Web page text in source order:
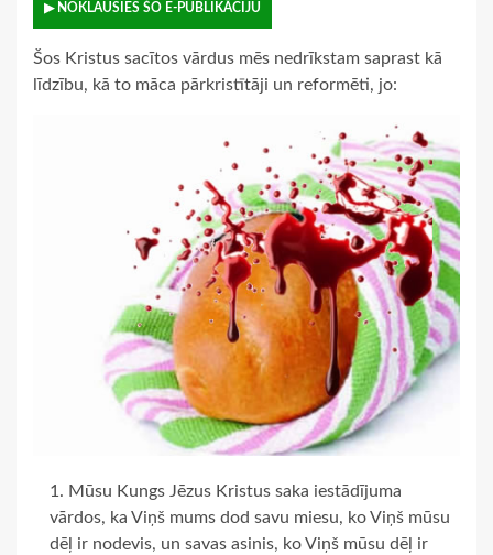
▶ NOKLAUSIES ŠO E-PUBLIKĀCIJU
Šos Kristus sacītos vārdus mēs nedrīkstam saprast kā
līdzību, kā to māca pārkristītāji un reformēti, jo:
Mūsu Kungs Jēzus Kristus saka iestādījuma
vārdos, ka Viņš mums dod savu miesu, ko Viņš mūsu
dēļ ir nodevis, un savas asinis, ko Viņš mūsu dēļ ir